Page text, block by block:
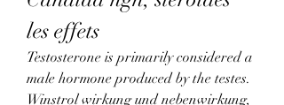
les effets
Testosterone is primarily considered a
male hormone produced by the testes.
Winstrol wirkung und nebenwirkung,